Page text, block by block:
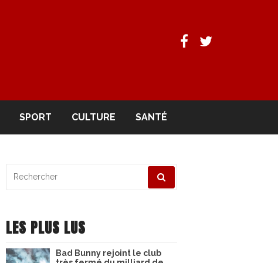
Facebook
Twitter
SPORT CULTURE SANTÉ
pour
LES PLUS LUS
Bad Bunny rejoint le club